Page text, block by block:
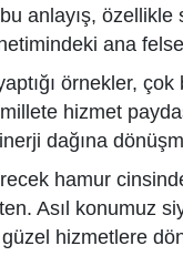
anlayış,
ana
örnekler, çok
hizmet
dağına
hamur
Asıl konumuz
hizmetlere